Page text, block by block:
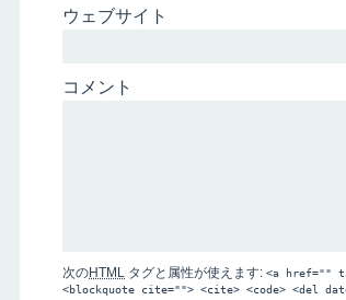
ウェブサイト
コメント
次のHTML タグと属性が使えます: <a href=""
<blockquote cite=""> <cite> <code> <del